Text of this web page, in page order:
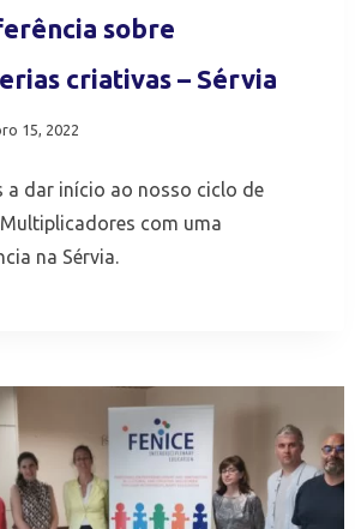
sobre
criativas – Sérvia
15, 2022
a dar início ao nosso ciclo de
com uma
na Sérvia.